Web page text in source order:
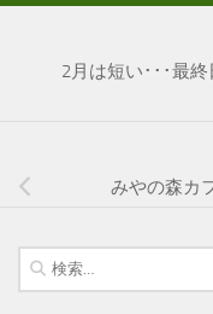
2月は短い･･･最終
みやの森カ
検
索: